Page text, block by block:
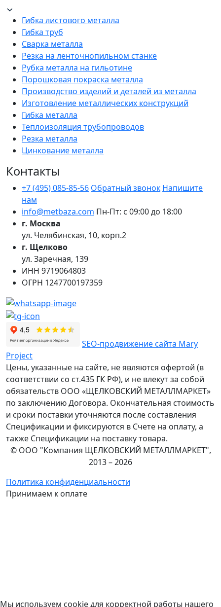
Гибка листового металла
Гибка труб
Сварка металла
Резка на ленточнопильном станке
Рубка металла на гильотине
Порошковая покраска металла
Производство изделий и деталей из металла
Изготовление металлических конструкций
Гибка металла
Теплоизоляция трубопроводов
Резка металла
Цинкование металла
Контакты
+7 (495) 085-85-56 Обратный звонок Напишите
нам
info@metbaza.com Пн-Пт: с 09:00 до 18:00
г. Москва
ул. Челябинская, 10, корп.2
г. Щелково
ул. Заречная, 139
ИНН 9719064803
ОГРН 1247700197359
SEO-продвижение сайта Mary
Project
Цены, указанные на сайте, не являются офертой (в
соответствии со ст.435 ГК РФ), и не влекут за собой
обязательств ООО «ЩЕЛКОВСКИЙ МЕТАЛЛМАРКЕТ»
по заключению Договора. Окончательная стоимость
и сроки поставки уточняются после составления
Спецификации и фиксируются в Счете на оплату, а
также Спецификации на поставку товара.
© ООО "Компания ЩЕЛКОВСКИЙ МЕТАЛЛМАРКЕТ",
2013 – 2026
Политика конфиденциальности
Принимаем к оплате
Мы используем cookie для корректной работы нашего